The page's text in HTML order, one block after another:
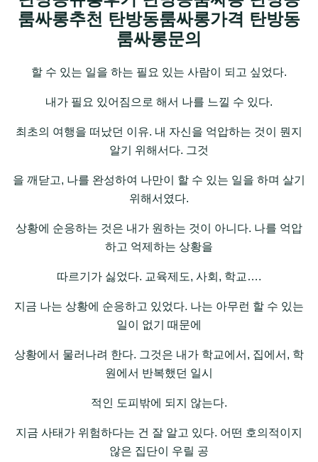
룸싸롱추천 탄방동룸싸롱가격 탄방동
룸싸롱문의
할 수 있는 일을 하는 필요 있는 사람이 되고 싶었다.
내가 필요 있어짐으로 해서 나를 느낄 수 있다.
최초의 여행을 떠났던 이유. 내 자신을 억압하는 것이 뭔지
알기 위해서다. 그것
을 깨닫고, 나를 완성하여 나만이 할 수 있는 일을 하며 살기
위해서였다.
상황에 순응하는 것은 내가 원하는 것이 아니다. 나를 억압
하고 억제하는 상황을
따르기가 싫었다. 교육제도, 사회, 학교….
지금 나는 상황에 순응하고 있었다. 나는 아무런 할 수 있는
일이 없기 때문에
상황에서 물러나려 한다. 그것은 내가 학교에서, 집에서, 학
원에서 반복했던 일시
적인 도피밖에 되지 않는다.
지금 사태가 위험하다는 건 잘 알고 있다. 어떤 호의적이지
않은 집단이 우릴 공